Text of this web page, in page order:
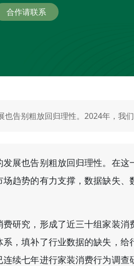
合作请联系
告别粗放回归理性。2024年，我们
展也告别粗放回归理性。在这
趋势的有力支撑，数据缺失、
研究，形成了近三十组家装消
，填补了行业数据的缺失，给
续七年进行家装消费行为调查